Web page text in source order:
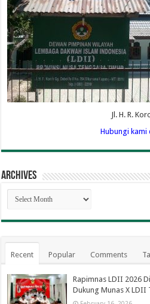
Jl. H. R.
Hubungi kami
Archives
Archives
Recent Popular Comments
Rapimnas LDII 2026
Dukung Munas X LDII